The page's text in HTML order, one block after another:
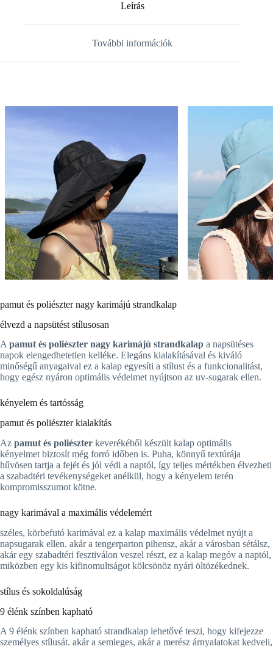
Leírás
További információk
pamut és poliészter nagy karimájú strandkalap
élvezd a napsütést stílusosan
A pamut és poliészter nagy karimájú strandkalap a napsütéses
napok elengedhetetlen kelléke. Elegáns kialakításával és kiváló
minőségű anyagaival ez a kalap egyesíti a stílust és a funkcionalitást,
hogy egész nyáron optimális védelmet nyújtson az uv-sugarak ellen.
kényelem és tartósság
pamut és poliészter kialakítás
Az pamut és poliészter keverékéből készült kalap optimális
kényelmet biztosít még forró időben is. Puha, könnyű textúrája
hűvösen tartja a fejét és jól védi a naptól, így teljes mértékben élvezheti
a szabadtéri tevékenységeket anélkül, hogy a kényelem terén
kompromisszumot kötne.
nagy karimával a maximális védelemért
széles, körbefutó karimával ez a kalap maximális védelmet nyújt a
napsugarak ellen. akár a tengerparton pihensz, akár a városban sétálsz,
akár egy szabadtéri fesztiválon veszel részt, ez a kalap megóv a naptól,
miközben egy kis kifinomultságot kölcsönöz nyári öltözékednek.
stílus és sokoldalúság
9 élénk színben kapható
A 9 élénk színben kapható strandkalap lehetővé teszi, hogy kifejezze
személyes stílusát. akár a semleges, akár a merész árnyalatokat kedveli,